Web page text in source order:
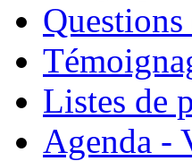
Listes de
Agenda -